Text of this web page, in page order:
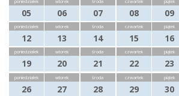
05 06 07 08 09
poniedziałek
12
wtorek
13
środa
14
czwartek
15
piątek
16
poniedziałek
19
wtorek
20
środa
21
czwartek
22
piątek
23
poniedziałek
26
wtorek
27
środa
28
czwartek
29
piątek
30